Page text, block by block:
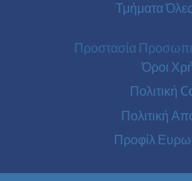
Τμήματα
Προστασία
Όροι
Πολιτική
Πολιτική
Προφίλ